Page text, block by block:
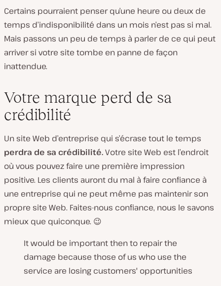
Certains pourraient penser qu’une heure ou deux de
temps d’indisponibilité dans un mois n’est pas si mal.
Mais passons un peu de temps à parler de ce qui peut
arriver si votre site tombe en panne de façon
inattendue.
Votre marque perd de sa
crédibilité
Un site Web d’entreprise qui s’écrase tout le temps
perdra de sa crédibilité.Votre site Web est l’endroit
où vous pouvez faire une première impression
positive. Les clients auront du mal à faire confiance à
une entreprise qui ne peut même pas maintenir son
propre site Web. Faites-nous confiance, nous le savons
mieux que quiconque. 😉
It would be important then to repair the
damage because those of us who use the
service are losing customers' opportunities